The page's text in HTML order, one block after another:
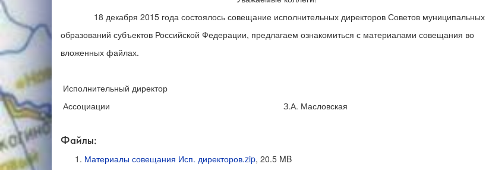
18 декабря 2015 года состоялось совещание исполнительных директоров Советов муниципальных
образований субъектов Российской Федерации, предлагаем ознакомиться с материалами совещания во
вложенных файлах.
Исполнительный директор
Ассоциации З.А. Масловская
Файлы:
Материалы совещания Исп. директоров.zip, 20.5 MB